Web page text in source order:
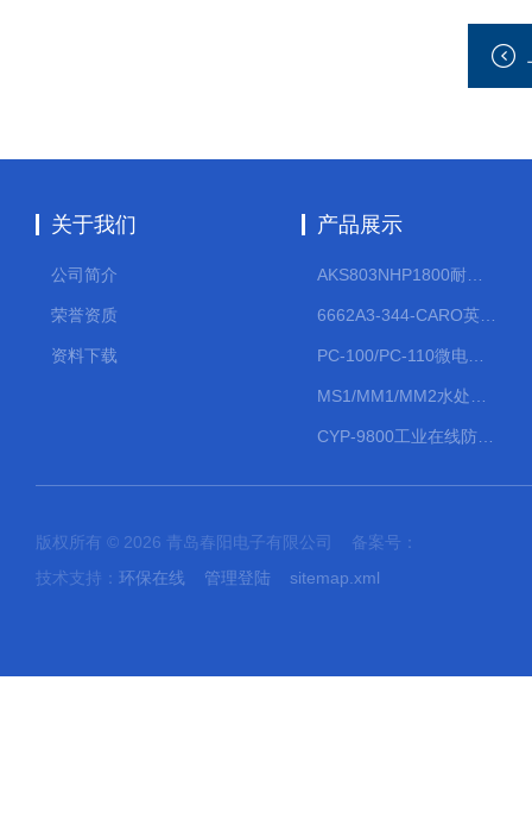
关于我们
公司简介
荣誉资质
资料下载
产品展示
版权所有 © 2026 青岛春阳电子有限公司 备案号：
技术支持： 环保在线 管理登陆 sitemap.xml